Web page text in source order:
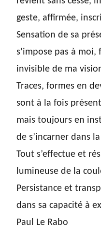
geste, affirmée,
Sensation de sa
s’impose pas à
invisible de ma
Traces, formes en
sont à la fois
mais toujours en
de s’incarner dans
Tout s’effectue et
lumineuse de la
Persistance et
dans sa capacité à
Paul Le Rabo